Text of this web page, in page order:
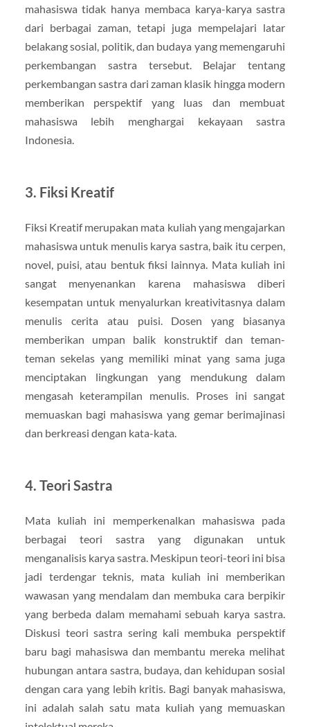
mahasiswa tidak hanya membaca karya-karya sastra
dari berbagai zaman, tetapi juga mempelajari latar
belakang sosial, politik, dan budaya yang memengaruhi
perkembangan sastra tersebut. Belajar tentang
perkembangan sastra dari zaman klasik hingga modern
memberikan perspektif yang luas dan membuat
mahasiswa lebih menghargai kekayaan sastra
Indonesia.
3. Fiksi Kreatif
Fiksi Kreatif merupakan mata kuliah yang mengajarkan
mahasiswa untuk menulis karya sastra, baik itu cerpen,
novel, puisi, atau bentuk fiksi lainnya. Mata kuliah ini
sangat menyenankan karena mahasiswa diberi
kesempatan untuk menyalurkan kreativitasnya dalam
menulis cerita atau puisi. Dosen yang biasanya
memberikan umpan balik konstruktif dan teman-
teman sekelas yang memiliki minat yang sama juga
menciptakan lingkungan yang mendukung dalam
mengasah keterampilan menulis. Proses ini sangat
memuaskan bagi mahasiswa yang gemar berimajinasi
dan berkreasi dengan kata-kata.
4. Teori Sastra
Mata kuliah ini memperkenalkan mahasiswa pada
berbagai teori sastra yang digunakan untuk
menganalisis karya sastra. Meskipun teori-teori ini bisa
jadi terdengar teknis, mata kuliah ini memberikan
wawasan yang mendalam dan membuka cara berpikir
yang berbeda dalam memahami sebuah karya sastra.
Diskusi teori sastra sering kali membuka perspektif
baru bagi mahasiswa dan membantu mereka melihat
hubungan antara sastra, budaya, dan kehidupan sosial
dengan cara yang lebih kritis. Bagi banyak mahasiswa,
ini adalah salah satu mata kuliah yang memuaskan